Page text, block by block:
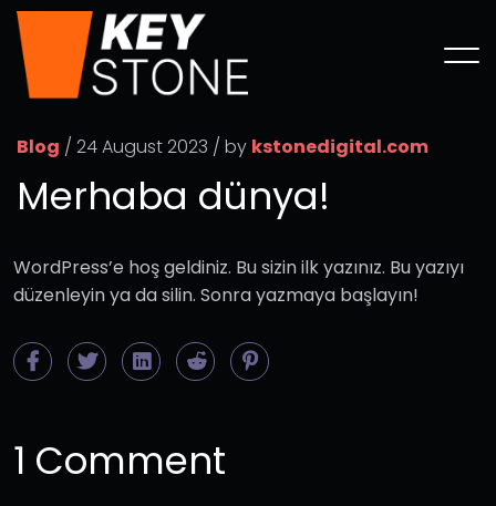
Blog / 24 August 2023 / by kstonedigital.com
Merhaba dünya!
WordPress’e hoş geldiniz. Bu sizin ilk yazınız. Bu yazıyı
düzenleyin ya da silin. Sonra yazmaya başlayın!
1 Comment